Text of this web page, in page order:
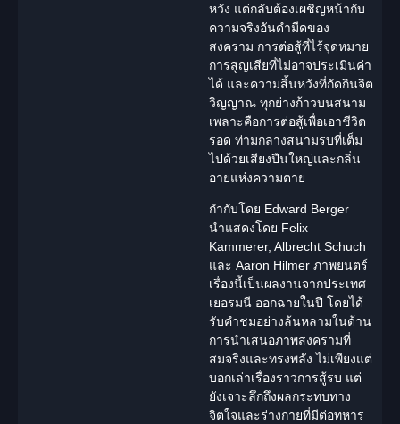
หวัง แต่กลับต้องเผชิญหน้ากับ
ความจริงอันดำมืดของ
สงคราม การต่อสู้ที่ไร้จุดหมาย
การสูญเสียที่ไม่อาจประเมินค่า
ได้ และความสิ้นหวังที่กัดกินจิต
วิญญาณ ทุกย่างก้าวบนสนาม
เพลาะคือการต่อสู้เพื่อเอาชีวิต
รอด ท่ามกลางสนามรบที่เต็ม
ไปด้วยเสียงปืนใหญ่และกลิ่น
อายแห่งความตาย
กำกับโดย Edward Berger
นำแสดงโดย Felix
Kammerer, Albrecht Schuch
และ Aaron Hilmer ภาพยนตร์
เรื่องนี้เป็นผลงานจากประเทศ
เยอรมนี ออกฉายในปี โดยได้
รับคำชมอย่างล้นหลามในด้าน
การนำเสนอภาพสงครามที่
สมจริงและทรงพลัง ไม่เพียงแต่
บอกเล่าเรื่องราวการสู้รบ แต่
ยังเจาะลึกถึงผลกระทบทาง
จิตใจและร่างกายที่มีต่อทหาร